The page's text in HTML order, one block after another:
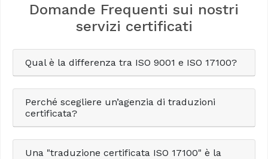
Domande Frequenti sui nostri
servizi certificati
Qual è la differenza tra ISO 9001 e ISO 17100?
Perché scegliere un’agenzia di traduzioni
certificata?
Una "traduzione certificata ISO 17100" è la